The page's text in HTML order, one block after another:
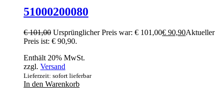
51000200080
€101,00 Ursprünglicher Preis war: € 101,00€ 90,90Aktueller
Preis ist: € 90,90.
Enthält 20% MwSt.
zzgl. Versand
Lieferzeit: sofort lieferbar
In den Warenkorb